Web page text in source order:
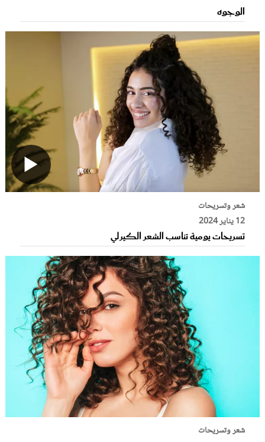
الوجوه
شعر وتسريحات
12 يناير 2024
تسريحات يومية تناسب الشعر الكيرلي
شعر وتسريحات